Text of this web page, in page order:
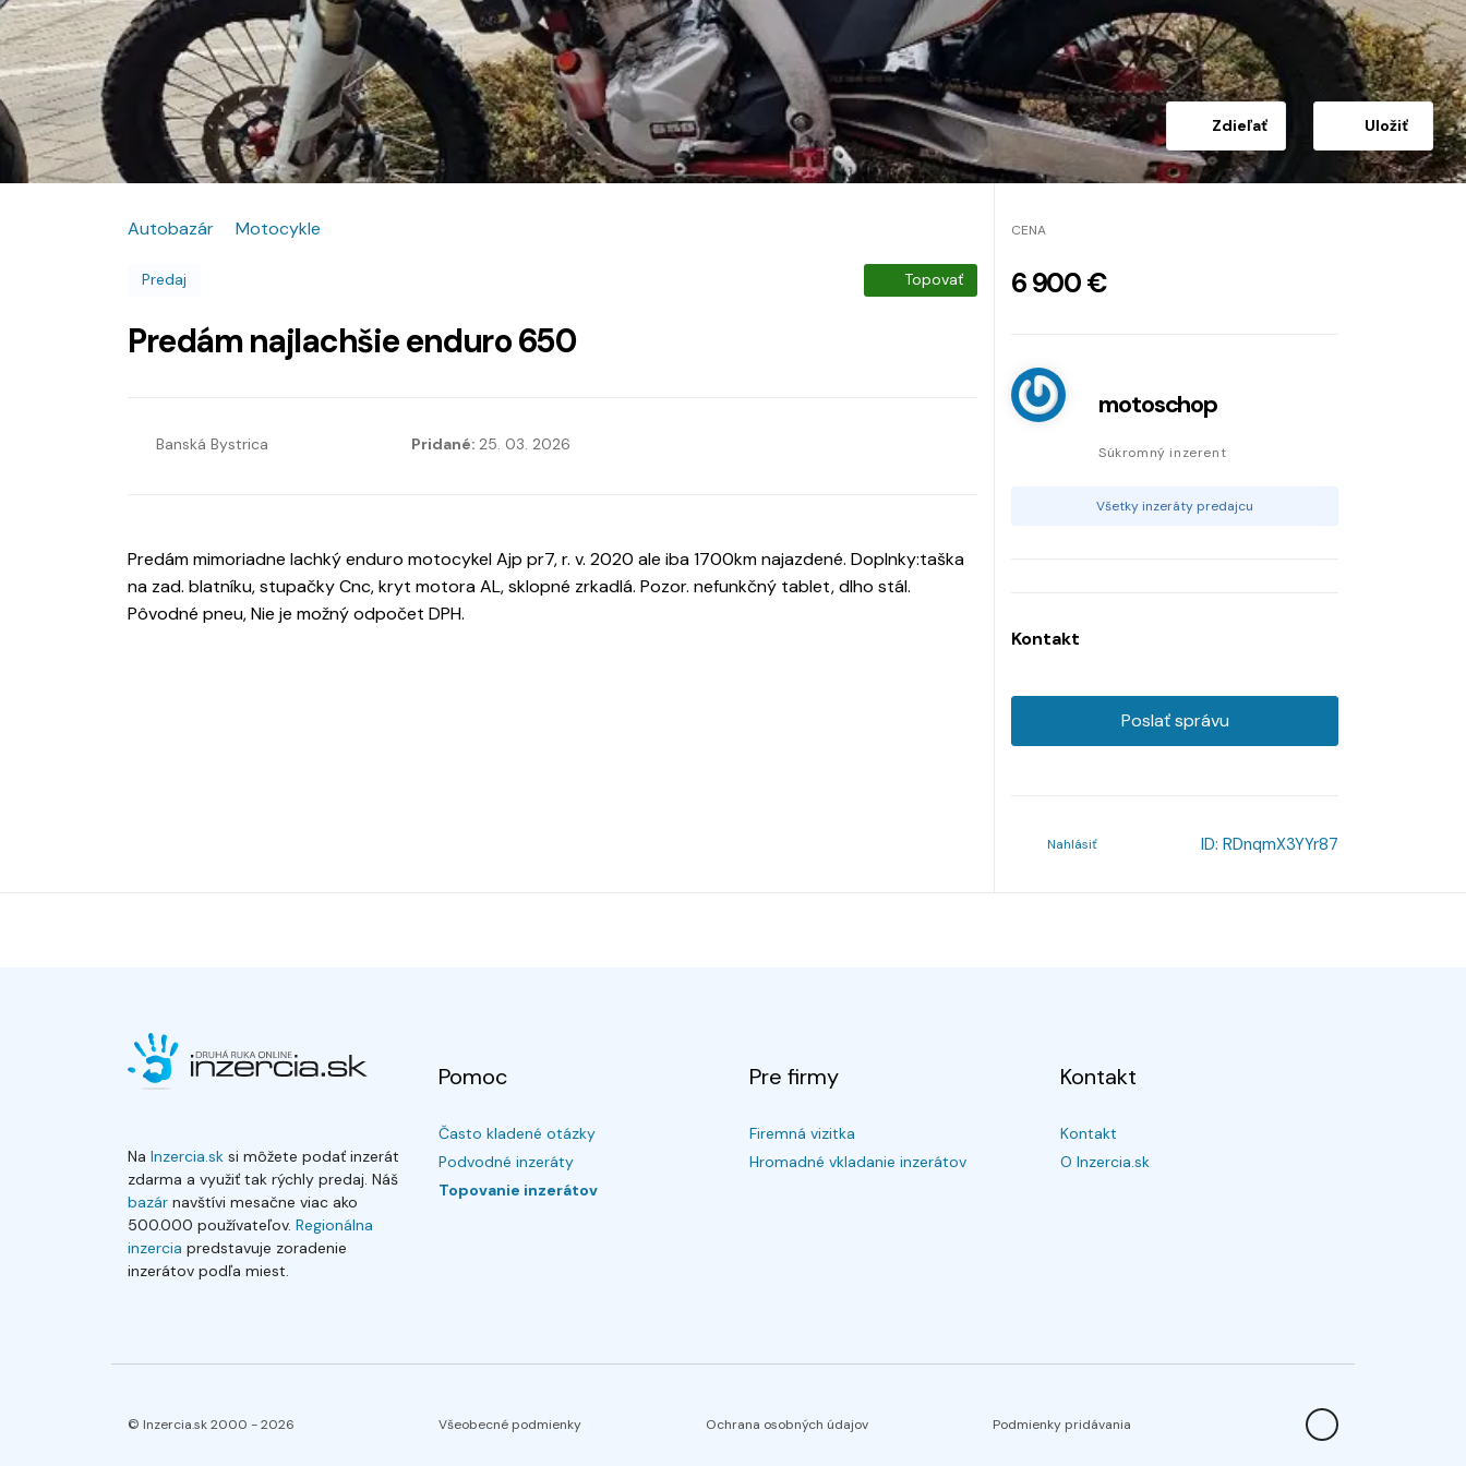
Zdieľať Uložiť
Autobazár Motocykle
Predaj Topovať
Predám najlachšie enduro 650
Banská Bystrica Pridané: 25. 03. 2026
Predám mimoriadne lachký enduro motocykel Ajp pr7, r. v. 2020 ale iba 1700km najazdené. Doplnky:taška
na zad. blatníku, stupačky Cnc, kryt motora AL, sklopné zrkadlá. Pozor. nefunkčný tablet, dlho stál.
Pôvodné pneu, Nie je možný odpočet DPH.
CENA
6 900 €
motoschop
Súkromný inzerent
Všetky inzeráty predajcu
Kontakt
Poslať správu
Nahlásiť ID: RDnqmX3YYr87
Na Inzercia.sk si môžete podať inzerát
zdarma a využiť tak rýchly predaj. Náš
bazár navštívi mesačne viac ako
500.000 používateľov. Regionálna
inzercia predstavuje zoradenie
inzerátov podľa miest.
Pomoc
Často kladené otázky
Podvodné inzeráty
Topovanie inzerátov
Pre firmy
Firemná vizitka
Hromadné vkladanie inzerátov
Kontakt
Kontakt
O Inzercia.sk
© Inzercia.sk 2000 -2026 Všeobecné podmienky Ochrana osobných údajov Podmienky pridávania